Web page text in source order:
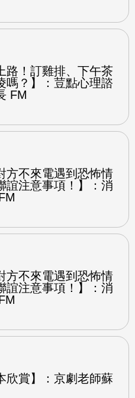
路！訂雞排、下午茶
嗎？】：荳點心理諮
FM
方不來電遇到恐怖情
誼注意事項！】：消
方不來電遇到恐怖情
誼注意事項！】：消
欣賞】：京劇老師蘇